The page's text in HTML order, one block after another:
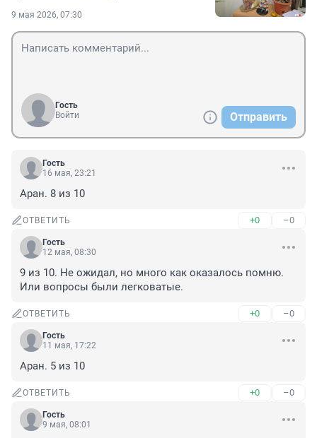
9 мая 2026, 07:30
Гость
Войти
Отправить
Гость
16 мая, 23:21
Аран. 8 из 10
ОТВЕТИТЬ +0 –0
Гость
12 мая, 08:30
9 из 10. Не ожидал, но много как оказалось помню.
Или вопросы были легковатые.
ОТВЕТИТЬ +0 –0
Гость
11 мая, 17:22
Аран. 5 из 10
ОТВЕТИТЬ +0 –0
Гость
9 мая, 08:01